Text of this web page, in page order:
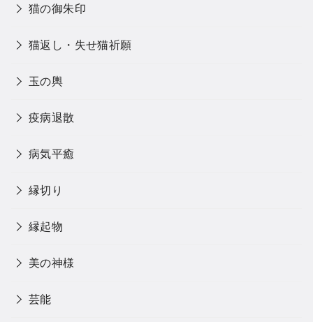
猫の御朱印
猫返し・失せ猫祈願
玉の輿
疫病退散
病気平癒
縁切り
縁起物
美の神様
芸能